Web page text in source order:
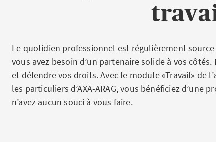
Le quotidien professionnel est régulièrement
vous avez besoin d’un partenaire solide à vos
et défendre vos droits. Avec le module «Travail» de
les particuliers d’AXA-ARAG, vous bénéficiez d’une
n’avez aucun souci à vous faire.